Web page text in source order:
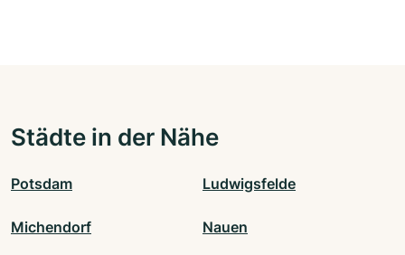
Städte in der Nähe
Potsdam Ludwigsfelde
Michendorf Nauen